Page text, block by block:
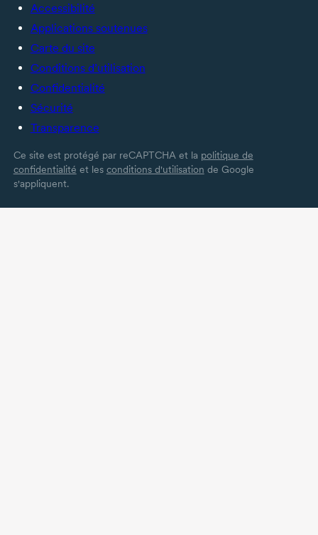
Accessibilité
Applications soutenues
Carte du site
Conditions d’utilisation
Confidentialité
Sécurité
Transparence
Ce site est protégé par reCAPTCHA et la politique de
confidentialité et les conditions d'utilisation de Google
s'appliquent.